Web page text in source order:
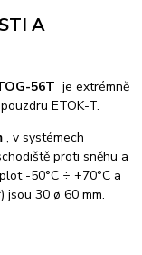
A
56T je extrémně
ETOK-T.
, v systémech
proti sněhu a
-50°C ÷ +70°C a
jsou 30 ø 60 mm.